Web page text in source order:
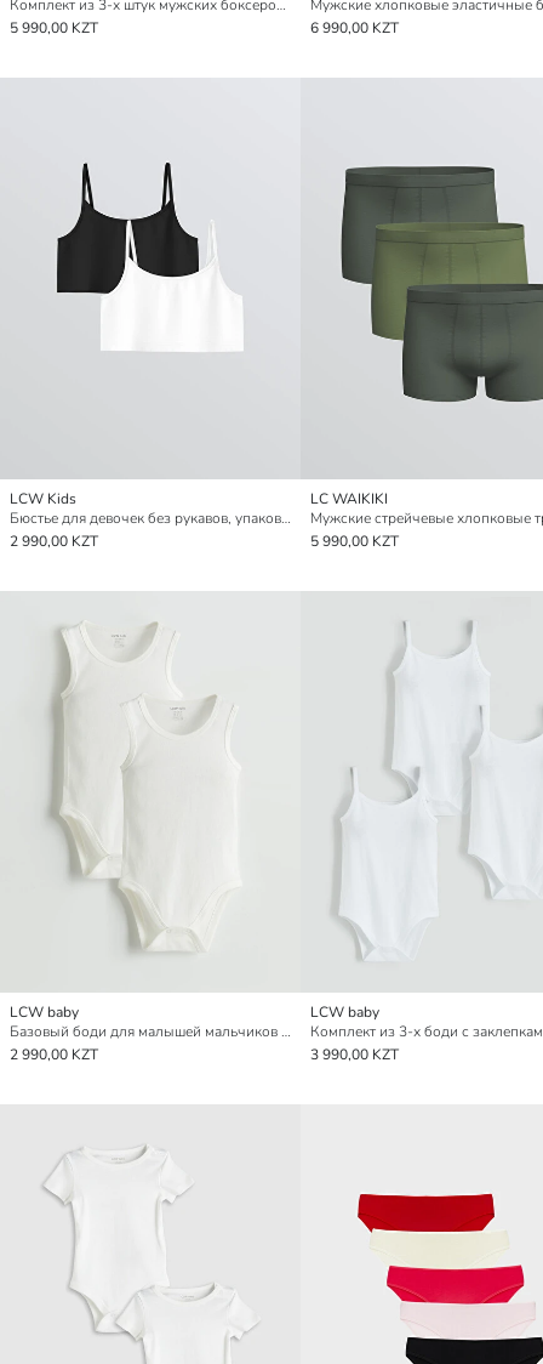
Комплект из 3-х штук мужских боксеров из эластичного хлопка стандартного кроя
5 990,00 KZT
6 990,00 KZT
LCW Kids
Бюстье для девочек без рукавов, упаковка из 2 штук
2 990,00 KZT
LC WAIKIKI
5 990,00 KZT
LCW baby
Базовый боди для малышей мальчиков на заклепках, 2 упаковки
2 990,00 KZT
LCW baby
3 990,00 KZT